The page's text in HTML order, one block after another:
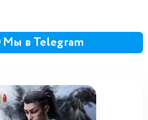
Мы в Telegram